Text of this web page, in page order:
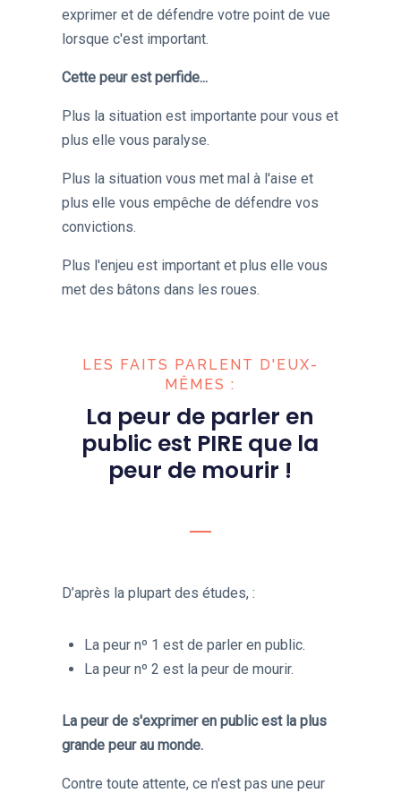
exprimer et de défendre votre point de vue
lorsque c'est important.
Cette peur est perfide...
Plus la situation est importante pour vous et
plus elle vous paralyse.
Plus la situation vous met mal à l'aise et
plus elle vous empêche de défendre vos
convictions.
Plus l'enjeu est important et plus elle vous
met des bâtons dans les roues.
LES FAITS PARLENT D'EUX-
MÊMES :
La peur de parler en
public est PIRE que la
peur de mourir !
D’après la plupart des études, :
La peur nº 1 est de parler en public.
La peur nº 2 est la peur de mourir.
La peur de s'exprimer en public est la plus
grande peur au monde.
Contre toute attente, ce n'est pas une peur